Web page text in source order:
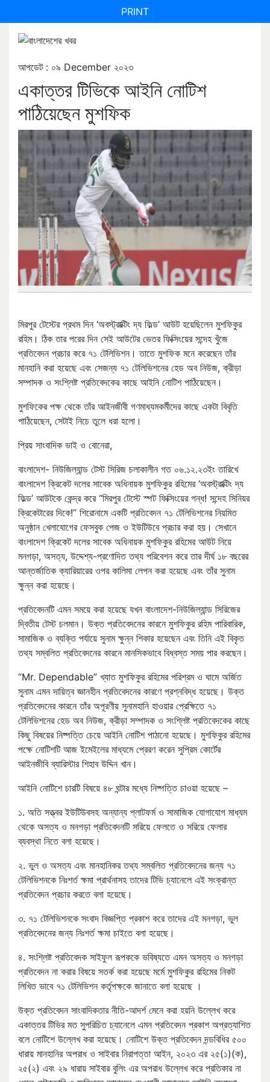
PRINT
আপডেট : ০৯ December ২০২৩
একাত্তর টিভিকে আইনি নোটিশ
পাঠিয়েছেন মুশফিক
মিরপুর টেস্টের প্রথম দিন ‘অবস্ট্রাক্টিং দ্য ফিল্ড’ আউট হয়েছিলেন মুশফিকুর
রহিম। ঠিক তার পরের দিন সেই আউটের ভেতর ফিক্সিংয়ের সন্দেহ খুঁজে
প্রতিবেদন প্রচার করে ৭১ টেলিভিশন। তাতে মুশফিক মনে করেছেন তাঁর
মানহানি করা হয়েছে এবং সেজন্য ৭১ টেলিভিশনের হেড অব নিউজ, ক্রীড়া
সম্পাদক ও সংশ্লিষ্ট প্রতিবেদকের কাছে আইনি নোটিশ পাঠিয়েছেন।
মুশফিকের পক্ষ থেকে তাঁর আইনজীবী গণমাধ্যমকর্মীদের কাছে একটা বিবৃতি
পাঠিয়েছেন, সেটাই নিচে তুলে ধরা হলো।
প্রিয় সাংবাদিক ভাই ও বোনেরা,
বাংলাদেশ- নিউজিল্যান্ড টেস্ট সিরিজ চলাকালীন গত ০৬.১২.২৩ইং তারিখে
বাংলাদেশ ক্রিকেট দলের সাবেক অধিনায়ক মুশফিকুর রহিমের ‘অবস্ট্রাক্টিং দ্য
ফিল্ড’ আউটকে কেন্দ্র করে “মিরপুর টেস্টে স্পট ফিক্সিংয়ের গন্ধ! সন্দেহ সিনিয়র
ক্রিকেটারের দিকে!” শিরোনামে একটি প্রতিবেদন ৭১ টেলিভিশনের নিয়মিত
অনুষ্ঠান খেলাযোগের ফেসবুক পেজ ও ইউটিউবে প্রচার করা হয়। সেখানে
বাংলাদেশ ক্রিকেট দলের সাবেক অধিনায়ক মুশফিকুর রহিমের আউট নিয়ে
মনগড়া, অসত্য, উদ্দেশ্য-প্রণোদিত তথ্য পরিবেশন করে তার দীর্ঘ ১৮ বছরের
আন্তর্জাতিক ক্যারিয়ারের ওপর কালিমা লেপন করা হয়েছে এবং তাঁর সুনাম
ক্ষুন্ন করা হয়েছে।
প্রতিবেদনটি এমন সময়ে করা হয়েছে যখন বাংলাদেশ-নিউজিল্যান্ড সিরিজের
দ্বিতীয় টেস্ট চলমান। উক্ত প্রতিবেদনের কারনে মুশফিকুর রহিম পারিবারিক,
সামাজিক ও ব্যক্তি পর্যায়ে সুনাম ক্ষুন্ন শিকার হয়েছেন এবং তিনি এই বিকৃত
তথ্য সম্বলিত প্রতিবেদনের কারনে মানসিকভাবে বিধ্বস্ত সময় পার করছেন।
“Mr. Dependable” খ্যাত মুশফিকুর রহিমের পরিশ্রম ও ঘামে অর্জিত
সুনাম এমন দায়িত্ব জ্ঞানহীন প্রতিবেদনের কারণে প্রশ্নবিদ্ধ হয়েছে। উক্ত
প্রতিবেদনের কারনে তাঁর অপূরণীয় সুনামহানি হাওয়ার প্রেক্ষিতে ৭১
টেলিভিশনের হেড অব নিউজ, ক্রীড়া সম্পাদক ও সংশ্লিষ্ট প্রতিবেদকের কাছে
কিছু বিষয়ের নিষ্পত্তি চেয়ে আইনি নোটিশ পাঠানো হয়েছে। মুশফিকুর রহিমের
পক্ষে নোটিশটি আজ ইমেইলের মাধ্যমে প্রেরণ করেন সুপ্রিম কোর্টের
আইনজীবি ব্যারিস্টার শিহাব উদ্দিন খান।
আইনি নোটিশে চারটি বিষয়ে ৪৮ ঘন্টার মধ্যে নিষ্পত্তি চাওয়া হয়েছে –
১. অতি সত্ত্বর ইউটিউবসহ অন্যান্য প্লাটফর্ম ও সামাজিক যোগাযোগ মাধ্যম
থেকে অসত্য ও মনগড়া প্রতিবেদনটি সরিয়ে ফেলতে ও সরিয়ে ফেলার
ব্যবস্থা নিতে বলা হয়েছে।
২. ভুল ও অসত্য এবং মানহানিকর তথ্য সম্বলিত প্রতিবেদনের জন্য ৭১
টেলিভিশনকে নিঃশর্ত ক্ষমা প্রার্থনাসহ তাদের টিভি চ্যানেলে এই সংক্রান্ত
প্রতিবেদন প্রচার করতে বলা হয়েছে।
৩. ৭১ টেলিভিশনকে সংবাদ বিজ্ঞপ্তি প্রকাশ করে তাদের এই মনগড়া, ভুল
প্রতিবেদনের জন্য নিঃশর্ত ক্ষমা চাইতে বলা হয়েছে।
৪. সংশ্লিষ্ট প্রতিবেদক সাইফুল রূপককে ভবিষ্যতে এমন অসত্য ও মনগড়া
প্রতিবেদন না করার বিষয়ে সতর্ক করা হয়েছে মর্মে মুশফিকুর রহিমের নিকট
লিখিত ভাবে ৭১ টেলিভিশন কর্তৃপক্ষকে জানাতে বলা হয়েছে ।
উক্ত প্রতিবেদন সাংবাদিকতার নীতি-আদর্শ মেনে করা হয়নি উল্লেখ করে
একাত্তর টিভির মত সুপরিচিত চ্যানেলে এমন প্রতিবেদন প্রকাশ অপ্রত্যাশিত
বলে নোটিশে উল্লেখ করা হয়েছে। নোটিশে উক্ত প্রতিবেদন দন্ডবিধির ৫০০
ধারায় মানহানির অপরাধ ও সাইবার নিরাপত্তা আইন, ২০২৩ এর ২৫(১)(ক),
২৫(২) এবং ২৯ ধারায় সাইবার বুলিং এর অপরাধ উল্লেখ করে প্রতিকার না